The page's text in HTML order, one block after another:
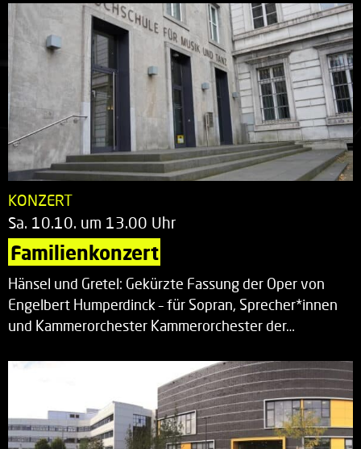
KONZERT
Sa. 10.10. um 13.00 Uhr
Familienkonzert
Hänsel und Gretel: Gekürzte Fassung der Oper von
Engelbert Humperdinck – für Sopran, Sprecher*innen
und Kammerorchester Kammerorchester der…